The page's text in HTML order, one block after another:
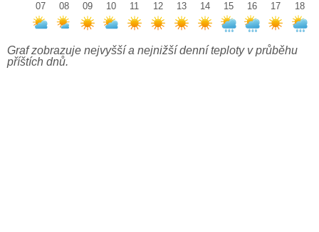
07
08
09
10
11
12
13
14
15
16
17
18
Graf zobrazuje nejvyšší a nejnižší denní teploty v průběhu
příštích dnů.